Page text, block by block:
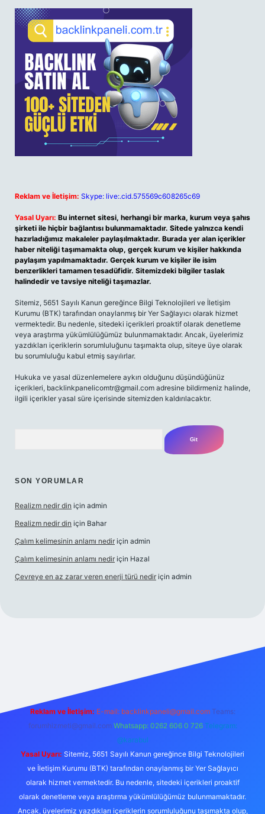
Reklam ve İletişim: Skype: live:.cid.575569c608265c69
Yasal Uyarı: Bu internet sitesi, herhangi bir marka, kurum veya şahıs
şirketi ile hiçbir bağlantısı bulunmamaktadır. Sitede yalnızca kendi
hazırladığımız makaleler paylaşılmaktadır. Burada yer alan içerikler
haber niteliği taşımamakta olup, gerçek kurum ve kişiler hakkında
paylaşım yapılmamaktadır. Gerçek kurum ve kişiler ile isim
benzerlikleri tamamen tesadüfidir. Sitemizdeki bilgiler taslak
halindedir ve tavsiye niteliği taşımazlar.
Sitemiz, 5651 Sayılı Kanun gereğince Bilgi Teknolojileri ve İletişim
Kurumu (BTK) tarafından onaylanmış bir Yer Sağlayıcı olarak hizmet
vermektedir. Bu nedenle, sitedeki içerikleri proaktif olarak denetleme
veya araştırma yükümlülüğümüz bulunmamaktadır. Ancak, üyelerimiz
yazdıkları içeriklerin sorumluluğunu taşımakta olup, siteye üye olarak
bu sorumluluğu kabul etmiş sayılırlar.
Hukuka ve yasal düzenlemelere aykırı olduğunu düşündüğünüz
içerikleri, backlinkpanelicomtr@gmail.com adresine bildirmeniz halinde,
ilgili içerikler yasal süre içerisinde sitemizden kaldırılacaktır.
SON YORUMLAR
Realizm nedir din için admin
Realizm nedir din için Bahar
Çalım kelimesinin anlamı nedir için admin
Çalım kelimesinin anlamı nedir için Hazal
Çevreye en az zarar veren enerji türü nedir için admin
Reklam ve İletişim: E-mail: backlinkpaneli@gmail.com Teams:
forumhizmeti@gmail.com Whatsapp: 0262 606 0 726 Telegram:
@karabul
Yasal Uyarı: Sitemiz, 5651 Sayılı Kanun gereğince Bilgi Teknolojileri
ve İletişim Kurumu (BTK) tarafından onaylanmış bir Yer Sağlayıcı
olarak hizmet vermektedir. Bu nedenle, sitedeki içerikleri proaktif
olarak denetleme veya araştırma yükümlülüğümüz bulunmamaktadır.
Ancak, üyelerimiz yazdıkları içeriklerin sorumluluğunu taşımakta olup,